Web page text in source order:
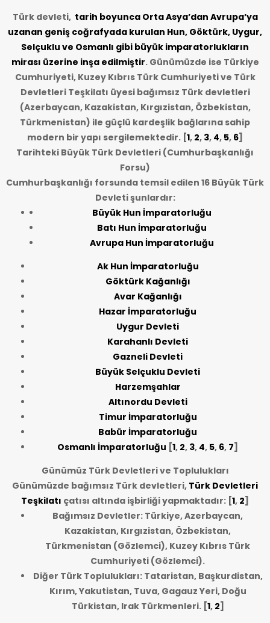
Türk devleti, tarih boyunca Orta Asya’dan Avrupa’ya
uzanan geniş coğrafyada kurulan Hun, Göktürk, Uygur,
Selçuklu ve Osmanlı gibi büyük imparatorlukların
mirası üzerine inşa edilmiştir. Günümüzde ise Türkiye
Cumhuriyeti, Kuzey Kıbrıs Türk Cumhuriyeti ve Türk
Devletleri Teşkilatı üyesi bağımsız Türk devletleri
(Azerbaycan, Kazakistan, Kırgızistan, Özbekistan,
Türkmenistan) ile güçlü kardeşlik bağlarına sahip
modern bir yapı sergilemektedir. [1, 2, 3, 4, 5, 6]
Tarihteki Büyük Türk Devletleri (Cumhurbaşkanlığı
Forsu)
Cumhurbaşkanlığı forsunda temsil edilen 16 Büyük Türk
Devleti şunlardır:
Büyük Hun İmparatorluğu
Batı Hun İmparatorluğu
Avrupa Hun İmparatorluğu
Ak Hun İmparatorluğu
Göktürk Kağanlığı
Avar Kağanlığı
Hazar İmparatorluğu
Uygur Devleti
Karahanlı Devleti
Gazneli Devleti
Büyük Selçuklu Devleti
Harzemşahlar
Altınordu Devleti
Timur İmparatorluğu
Babür İmparatorluğu
Osmanlı İmparatorluğu [1, 2, 3, 4, 5, 6, 7]
Günümüz Türk Devletleri ve Toplulukları
Günümüzde bağımsız Türk devletleri, Türk Devletleri
Teşkilatı çatısı altında işbirliği yapmaktadır: [1, 2]
Bağımsız Devletler: Türkiye, Azerbaycan,
Kazakistan, Kırgızistan, Özbekistan,
Türkmenistan (Gözlemci), Kuzey Kıbrıs Türk
Cumhuriyeti (Gözlemci).
Diğer Türk Toplulukları: Tataristan, Başkurdistan,
Kırım, Yakutistan, Tuva, Gagauz Yeri, Doğu
Türkistan, Irak Türkmenleri.[1, 2]